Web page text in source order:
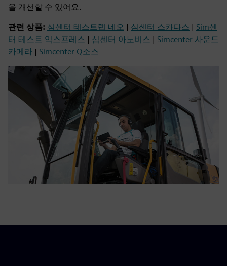
을 개선할 수 있어요.
관련 상품: 심센터 테스트랩 네오 | 심센터 스카다스 | Sim센
터 테스트 익스프레스 | 심센터 아노비스 | Simcenter 사운드
카메라 | Simcenter Q소스